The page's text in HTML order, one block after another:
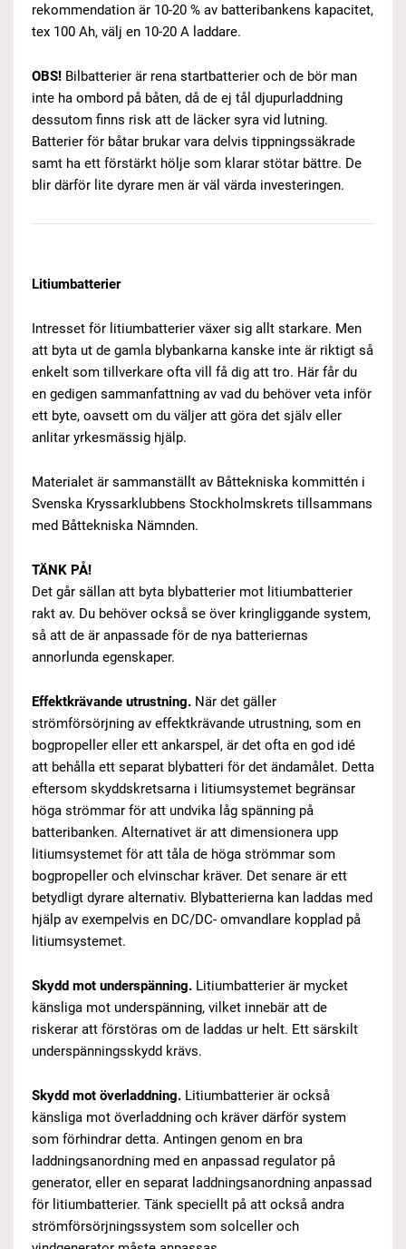
rekommendation är 10-20 % av batteribankens kapacitet,
tex 100 Ah, välj en 10-20 A laddare.
OBS! Bilbatterier är rena startbatterier och de bör man
inte ha ombord på båten, då de ej tål djupurladdning
dessutom finns risk att de läcker syra vid lutning.
Batterier för båtar brukar vara delvis tippningssäkrade
samt ha ett förstärkt hölje som klarar stötar bättre. De
blir därför lite dyrare men är väl värda investeringen.
Litiumbatterier
Intresset för litiumbatterier växer sig allt starkare. Men
att byta ut de gamla blybankarna kanske inte är riktigt så
enkelt som tillverkare ofta vill få dig att tro. Här får du
en gedigen sammanfattning av vad du behöver veta inför
ett byte, oavsett om du väljer att göra det själv eller
anlitar yrkesmässig hjälp.
Materialet är sammanställt av Båttekniska kommittén i
Svenska Kryssarklubbens Stockholmskrets tillsammans
med Båttekniska Nämnden.
TÄNK PÅ!
Det går sällan att byta blybatterier mot litiumbatterier
rakt av. Du behöver också se över kringliggande system,
så att de är anpassade för de nya batteriernas
annorlunda egenskaper.
Effektkrävande utrustning. När det gäller
strömförsörjning av effektkrävande utrustning, som en
bogpropeller eller ett ankarspel, är det ofta en god idé
att behålla ett separat blybatteri för det ändamålet. Detta
eftersom skyddskretsarna i litiumsystemet begränsar
höga strömmar för att undvika låg spänning på
batteribanken. Alternativet är att dimensionera upp
litiumsystemet för att tåla de höga strömmar som
bogpropeller och elvinschar kräver. Det senare är ett
betydligt dyrare alternativ. Blybatterierna kan laddas med
hjälp av exempelvis en DC/DC- omvandlare kopplad på
litiumsystemet.
Skydd mot underspänning. Litiumbatterier är mycket
känsliga mot underspänning, vilket innebär att de
riskerar att förstöras om de laddas ur helt. Ett särskilt
underspänningsskydd krävs.
Skydd mot överladdning. Litiumbatterier är också
känsliga mot överladdning och kräver därför system
som förhindrar detta. Antingen genom en bra
laddningsanordning med en anpassad regulator på
generator, eller en separat laddningsanordning anpassad
för litiumbatterier. Tänk speciellt på att också andra
strömförsörjningssystem som solceller och